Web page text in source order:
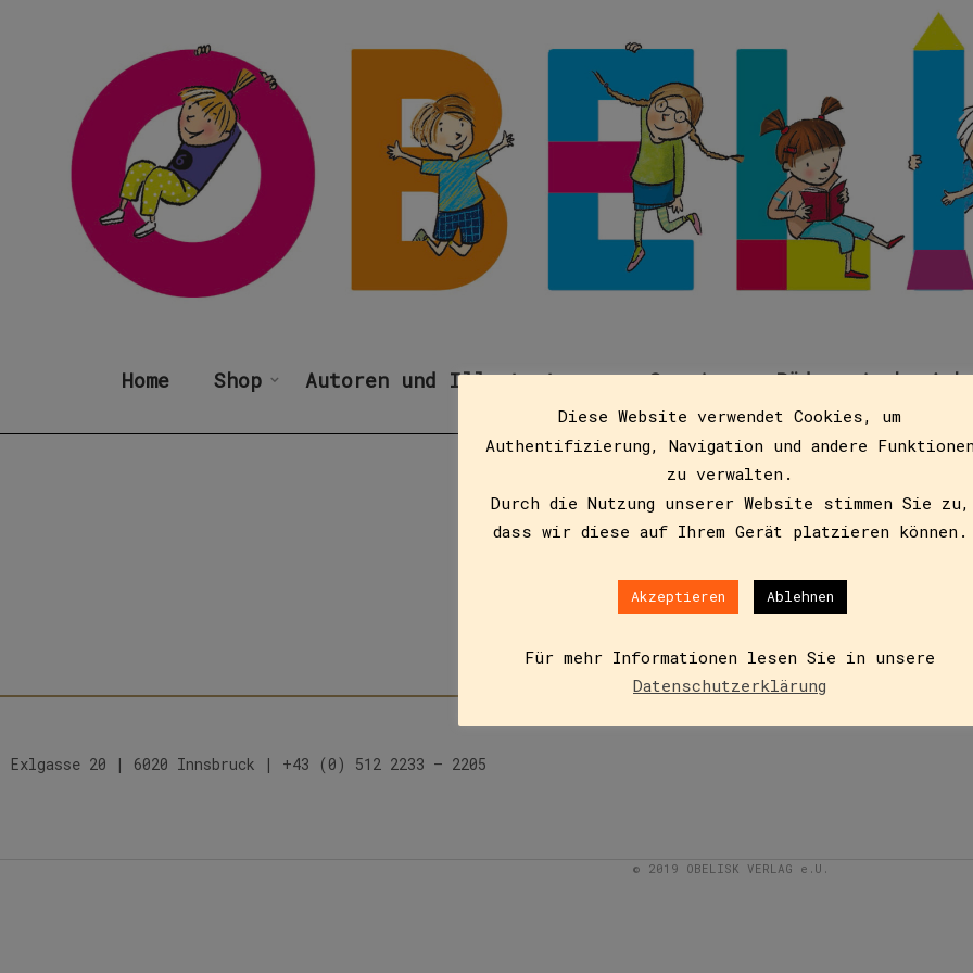
Home Shop Autoren und Illustratoren Service Pädagogische
Exlgasse 20 | 6020 Innsbruck | +43 (0) 512 2233 – 2205
© 2019 OBELISK VERLAG e.U.
Diese Website verwendet Cookies, um
Authentifizierung, Navigation und andere Funktionen
zu verwalten.
Durch die Nutzung unserer Website stimmen Sie zu,
dass wir diese auf Ihrem Gerät platzieren können.
Akzeptieren Ablehnen
Für mehr Informationen lesen Sie in unsere
Datenschutzerklärung